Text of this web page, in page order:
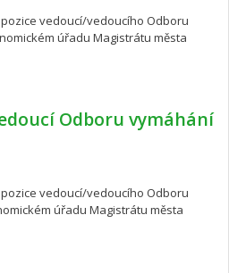
vedoucí/vedoucího Odboru
úřadu Magistrátu města
Odboru vymáhání
vedoucí/vedoucího Odboru
úřadu Magistrátu města